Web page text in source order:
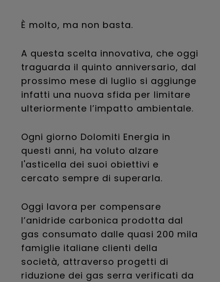
È molto, ma non basta.
A questa scelta innovativa, che oggi
traguarda il quinto anniversario, dal
prossimo mese di luglio si aggiunge
infatti una nuova sfida per limitare
ulteriormente l’impatto ambientale.
Ogni giorno Dolomiti Energia in
questi anni, ha voluto alzare
l'asticella dei suoi obiettivi e
cercato sempre di superarla.
Oggi lavora per compensare
l’anidride carbonica prodotta dal
gas consumato dalle quasi 200 mila
famiglie italiane clienti della
società, attraverso progetti di
riduzione dei gas serra verificati da